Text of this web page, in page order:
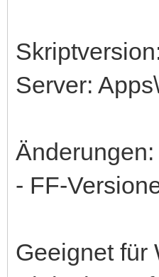
Server:
Änderungen:
- FF-
Geeignet für